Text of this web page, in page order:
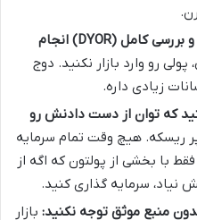
قبل از سرمایه گذاری، تحقیق و بررسی کامل (DYOR) انجام
رو وارد بازار نکنید. دوج
زیادی داره.
که توان از دست دادنش رو
پر ریسکه. هیچ وقت تمام سرمایه
فقط با بخشی از پولتون که اگه از
سرمایه گذاری کنید.
منبع موثق توجه نکنید: بازار